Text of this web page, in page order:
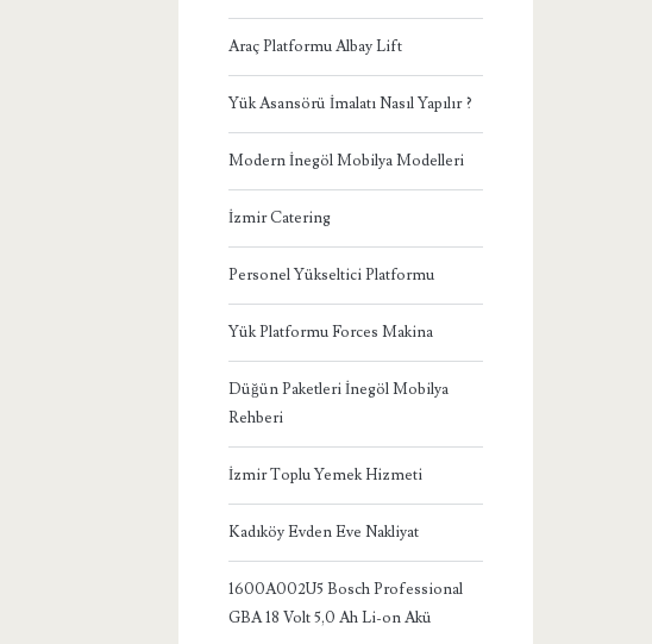
Araç Platformu Albay Lift
Yük Asansörü İmalatı Nasıl Yapılır ?
Modern İnegöl Mobilya Modelleri
İzmir Catering
Personel Yükseltici Platformu
Yük Platformu Forces Makina
Düğün Paketleri İnegöl Mobilya
Rehberi
İzmir Toplu Yemek Hizmeti
Kadıköy Evden Eve Nakliyat
1600A002U5 Bosch Professional
GBA 18 Volt 5,0 Ah Li-on Akü